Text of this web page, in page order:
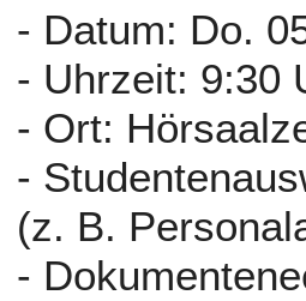
- Datum: Do.
- Uhrzeit: 9:30
- Ort:
-
(z. B.
-